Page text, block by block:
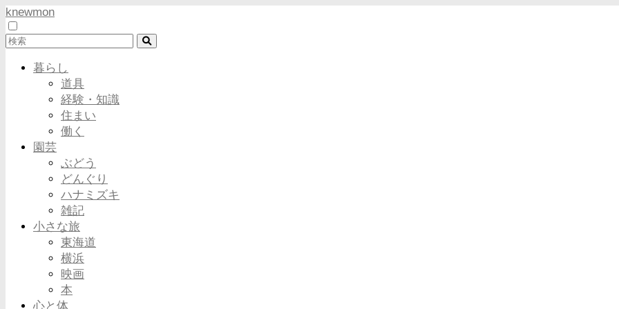
knewmon
暮らし
道具
経験・知識
住まい
働く
園芸
ぶどう
どんぐり
ハナミズキ
雑記
小さな旅
東海道
横浜
映画
本
心と体